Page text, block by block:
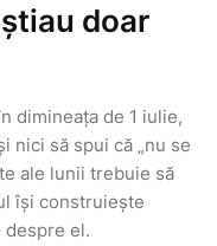
doar
dimineața de 1 iulie,
nici să spui că „nu se
ale lunii trebuie să
își construiește
el.